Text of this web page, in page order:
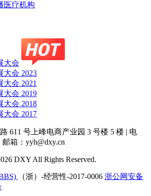
医疗机构
大会
大会 2023
会 2021
大会 2019
大会 2018
大会 2017
611 号上峰电商产业园 3 号楼 5 楼 | 电
邮箱：yyh@dxy.cn
DXY All Rights Reserved.
（浙）-经营性-2017-0006 浙公网安备